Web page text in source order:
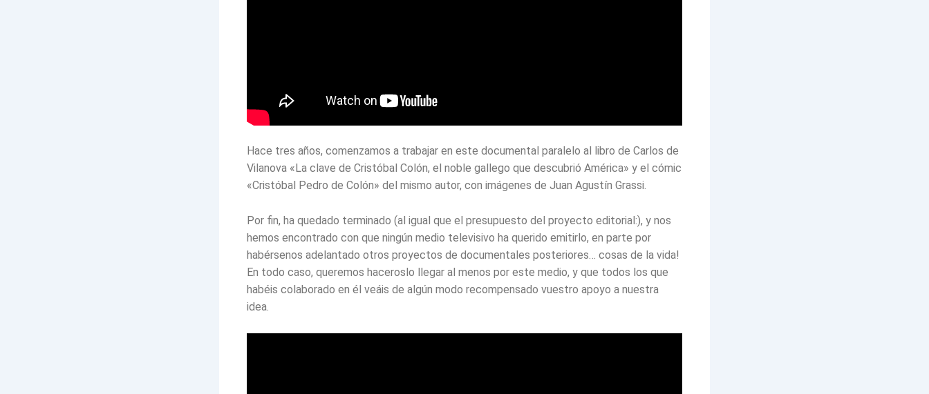
Hace tres años, comenzamos a trabajar en este documental paralelo al libro de Carlos de
Vilanova «La clave de Cristóbal Colón, el noble gallego que descubrió América» y el cómic
«Cristóbal Pedro de Colón» del mismo autor, con imágenes de Juan Agustín Grassi.
Por fin, ha quedado terminado (al igual que el presupuesto del proyecto editorial:), y nos
hemos encontrado con que ningún medio televisivo ha querido emitirlo, en parte por
habérsenos adelantado otros proyectos de documentales posteriores… cosas de la vida!
En todo caso, queremos haceroslo llegar al menos por este medio, y que todos los que
habéis colaborado en él veáis de algún modo recompensado vuestro apoyo a nuestra
idea.